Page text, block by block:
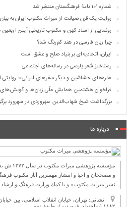
شماره ۱۰۱ نامۀ فرهنگستان منتشر شد
روایت یک قرن صیانت از میراث مکتوب ایران به
رونمایی از اسناد کهن و مکتوب تاریخی آیین
چرا زبان فارسی در هند کم‌رنگ شد؟
ایران، اتحادیه‌ای بر بنیاد صلح و عشق است
رستاخیز شعر پارسی در رسانه‌های اجتماعی
«دره‌های حشاشین و دیگر سفرهای ایرانی»؛ روایتی
فراخوان هشتمین همایش ملّی زبان‌ها و گویش‌های
بزرگداشت شیخ شهاب‌الدین سهروردی در سهرورد
درباره ما
مؤسسه
و مصححان و احیا و انتشار مهمترین آثار مكتوب
نشر میراث مكتوب» و با كمك وزارت فرهنگ و
نشانی: تهران، خیابان انقلاب اسلامی، بین